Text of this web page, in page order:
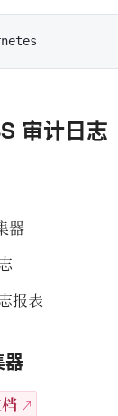
审计日志
器
报表
器